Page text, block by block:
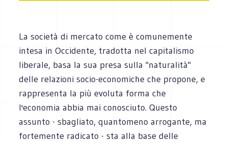
La società di mercato come è comunemente
intesa in Occidente, tradotta nel capitalismo
liberale, basa la sua presa sulla "naturalità"
delle relazioni socio-economiche che propone, e
rappresenta la più evoluta forma che
l'economia abbia mai conosciuto. Questo
assunto - sbagliato, quantomeno arrogante, ma
fortemente radicato - sta alla base delle